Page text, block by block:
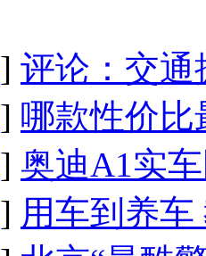
] 评论：交通
] 哪款性价比
] 奥迪A1实
] 用车到养